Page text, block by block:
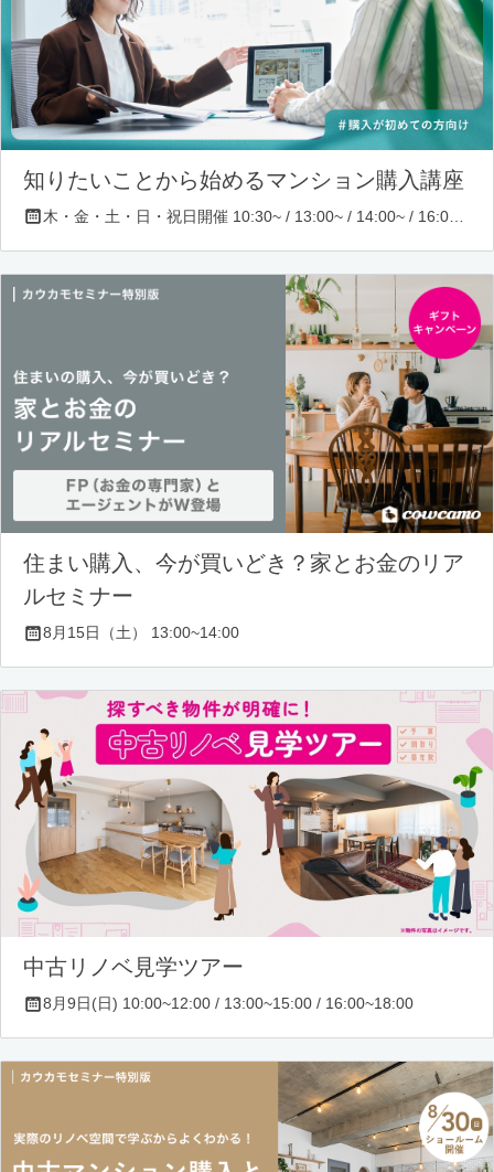
知りたいことから始めるマンション購入講座
住まい購入、今が買いどき？家とお金のリア
ルセミナー
8月15日（土） 13:00~14:00
中古リノベ見学ツアー
8月9日(日) 10:00~12:00 / 13:00~15:00 / 16:00~18:00